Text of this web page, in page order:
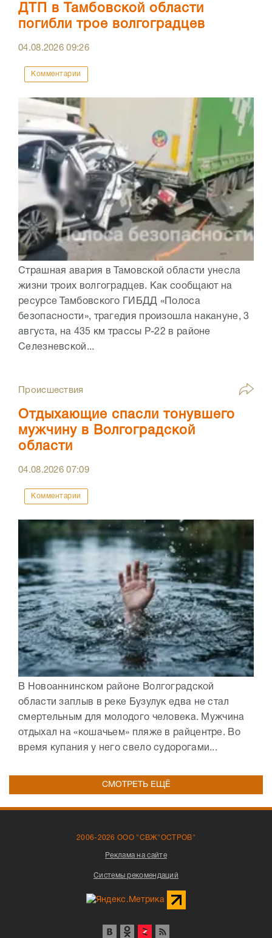
ДТП в Тамбовской области
погибли трое волгоградцев
04.08.202609:26
Комментарии
Страшная авария в Тамовской области унесла
жизни троих волгоградцев. Как сообщают на
ресурсе Тамбовского ГИБДД «Полоса
безопасности», трагедия произошла накануне, 3
августа, на 435 км трассы Р-22 в районе
Селезневской...
Происшествия
Отдыхающие спасли тонувшего
мужчину в Волгоградской
области
04.08.202607:09
Комментарии
В Новоаннинском районе Волгоградской
области заплыв в реке Бузулук едва не стал
смертельным для молодого человека. Мужчина
отдыхал на «кошачьем» пляже в райцентре. Во
время купания у него свело судорогами...
СМОТРЕТЬ ЕЩЁ
2006-2026 ООО "СВЖ"ОСТРОВ"
Реклама на сайте
Системы рекомендаций